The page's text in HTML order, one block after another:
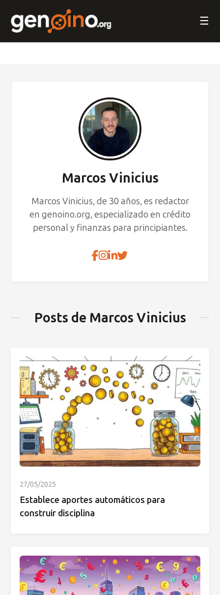
☰
Marcos Vinicius
Marcos Vinicius, de 30 años, es redactor
en genoino.org, especializado en crédito
personal y finanzas para principiantes.
Posts de Marcos Vinicius
27/05/2025
Establece aportes automáticos para
construir disciplina